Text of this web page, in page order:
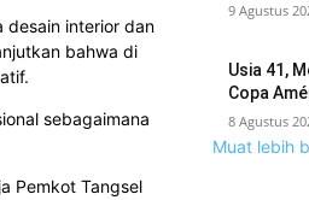
desain interior dan
bahwa di
sebagaimana
Pemkot Tangsel
9 Agustus
Usia 41,
Copa
8 Agustus
Muat lebih